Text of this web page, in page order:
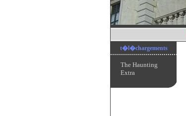
t�l�chargements
The Haunting
Extra